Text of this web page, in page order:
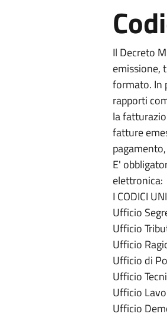
Il Decreto
emissione,
formato. In
rapporti
la
fatture
E'
elettronica:
I CODICI
Ufficio
Ufficio
Ufficio
Ufficio di
Ufficio
Ufficio
Ufficio